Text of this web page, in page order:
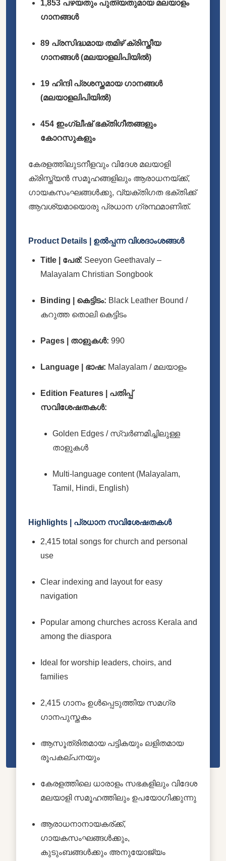
1,853 പഴയതും പുതിയതുമായ മലയാളം
ഗാനങ്ങൾ
89 പ്രസിദ്ധമായ തമിഴ് ക്രിസ്തീയ
ഗാനങ്ങൾ (മലയാളലിപിയിൽ)
19 ഹിന്ദി പ്രശസ്തമായ ഗാനങ്ങൾ
(മലയാളലിപിയിൽ)
454 ഇംഗ്ലീഷ് ഭക്തിഗീതങ്ങളും
കോറസുകളും
കേരളത്തിലുടനീളവും വിദേശ മലയാളി
ക്രിസ്ത്യൻ സമൂഹങ്ങളിലും ആരാധനയ്ക്ക്,
ഗായകസംഘങ്ങൾക്കു, വ്യക്തിഗത ഭക്തിക്ക്
ആവശ്യമായൊരു പ്രധാന ഗ്രന്ഥമാണിത്.
Product Details | ഉൽപ്പന്ന വിശദാംശങ്ങൾ
Title | പേര്: Seeyon Geethavaly –
Malayalam Christian Songbook
Binding | കെട്ടിടം: Black Leather Bound /
കറുത്ത തൊലി കെട്ടിടം
Pages | താളുകൾ: 990
Language | ഭാഷ: Malayalam / മലയാളം
Edition Features | പതിപ്പ്
സവിശേഷതകൾ:
Golden Edges / സ്വർണമിച്ചിലുള്ള
താളുകൾ
Multi-language content (Malayalam,
Tamil, Hindi, English)
Highlights | പ്രധാന സവിശേഷതകൾ
2,415 total songs for church and personal
use
Clear indexing and layout for easy
navigation
Popular among churches across Kerala and
among the diaspora
Ideal for worship leaders, choirs, and
families
2,415 ഗാനം ഉൾപ്പെടുത്തിയ സമഗ്ര
ഗാനപുസ്തകം
ആസൂത്രിതമായ പട്ടികയും ലളിതമായ
രൂപകല്പനയും
കേരളത്തിലെ ധാരാളം സഭകളിലും വിദേശ
മലയാളി സമൂഹത്തിലും ഉപയോഗിക്കുന്നു
ആരാധനാനായകര്ക്ക്,
ഗായകസംഘങ്ങൾക്കും,
കുടുംബങ്ങൾക്കും അനുയോജ്യം